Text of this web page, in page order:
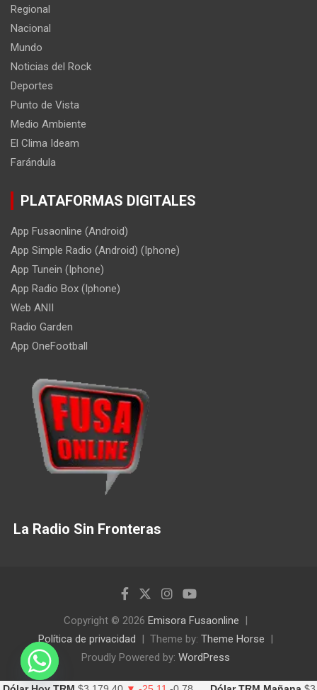
Regional
Nacional
Mundo
Noticias del Rock
Deportes
Punto de Vista
Medio Ambiente
El Clima Ideam
Farándula
PLATAFORMAS DIGITALES
App Fusaonline (Android)
App Simple Radio (Android) (Iphone)
App Tunein (Iphone)
App Radio Box (Iphone)
Web ANII
Radio Garden
App OneFootball
La Radio Sin Fronteras
Copyright © 2026 Emisora Fusaonline
Política de privacidad
Theme by: Theme Horse
Proudly Powered by: WordPress